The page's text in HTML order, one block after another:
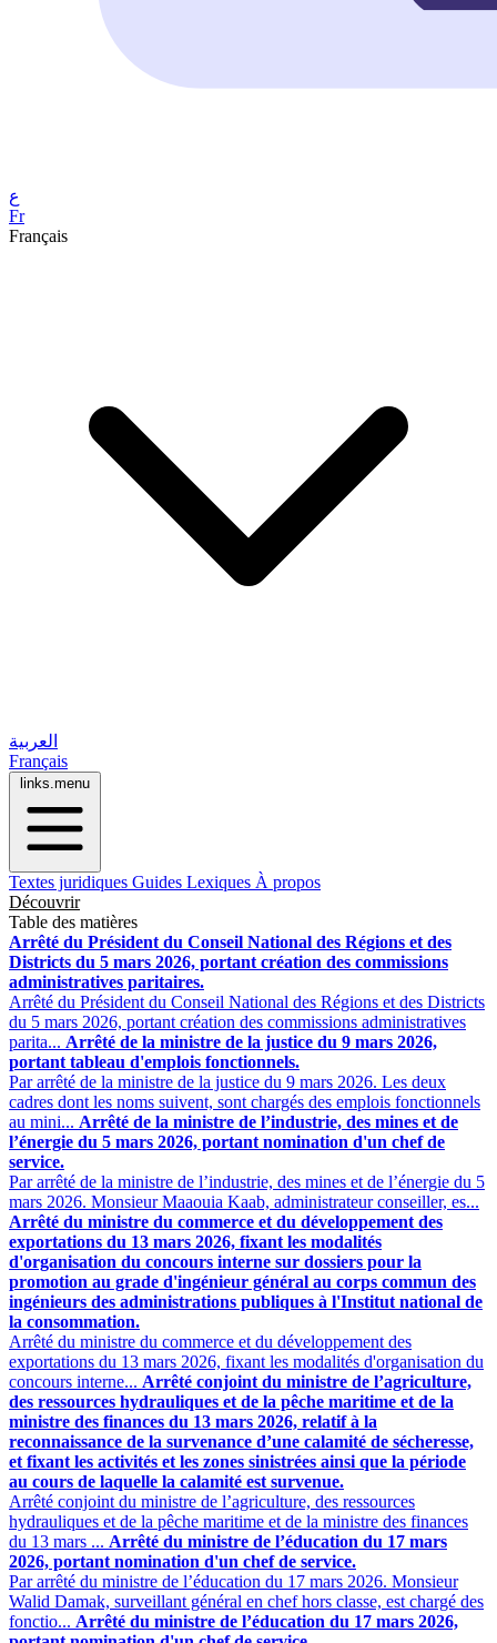
ع
Fr
Français
العربية
Français
links.menu
Textes juridiques Guides Lexiques À propos
Découvrir
Table des matières
Arrêté du Président du Conseil National des Régions et des
Districts du 5 mars 2026, portant création des commissions
administratives paritaires.
Arrêté du Président du Conseil National des Régions et des Districts
du 5 mars 2026, portant création des commissions administratives
parita... Arrêté de la ministre de la justice du 9 mars 2026,
portant tableau d'emplois fonctionnels.
Par arrêté de la ministre de la justice du 9 mars 2026. Les deux
cadres dont les noms suivent, sont chargés des emplois fonctionnels
au mini... Arrêté de la ministre de l’industrie, des mines et de
l’énergie du 5 mars 2026, portant nomination d'un chef de
service.
Par arrêté de la ministre de l’industrie, des mines et de l’énergie du 5
mars 2026. Monsieur Maaouia Kaab, administrateur conseiller, es...
Arrêté du ministre du commerce et du développement des
exportations du 13 mars 2026, fixant les modalités
d'organisation du concours interne sur dossiers pour la
promotion au grade d'ingénieur général au corps commun des
ingénieurs des administrations publiques à l'Institut national de
la consommation.
Arrêté du ministre du commerce et du développement des
exportations du 13 mars 2026, fixant les modalités d'organisation du
concours interne... Arrêté conjoint du ministre de l’agriculture,
des ressources hydrauliques et de la pêche maritime et de la
ministre des finances du 13 mars 2026, relatif à la
reconnaissance de la survenance d’une calamité de sécheresse,
et fixant les activités et les zones sinistrées ainsi que la période
au cours de laquelle la calamité est survenue.
Arrêté conjoint du ministre de l’agriculture, des ressources
hydrauliques et de la pêche maritime et de la ministre des finances
du 13 mars ... Arrêté du ministre de l’éducation du 17 mars
2026, portant nomination d'un chef de service.
Par arrêté du ministre de l’éducation du 17 mars 2026. Monsieur
Walid Damak, surveillant général en chef hors classe, est chargé des
fonctio... Arrêté du ministre de l’éducation du 17 mars 2026,